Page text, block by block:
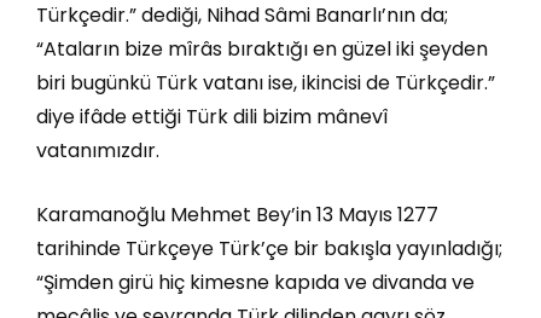
Türkçedir.” dediği, Nihad Sâmi Banarlı’nın da;
“Ataların bize mîrâs bıraktığı en güzel iki şeyden
biri bugünkü Türk vatanı ise, ikincisi de Türkçedir.”
diye ifâde ettiği Türk dili bizim mânevî
vatanımızdır.
Karamanoğlu Mehmet Bey’in 13 Mayıs 1277
tarihinde Türkçeye Türk’çe bir bakışla yayınladığı;
“Şimden girü hiç kimesne kapıda ve divanda ve